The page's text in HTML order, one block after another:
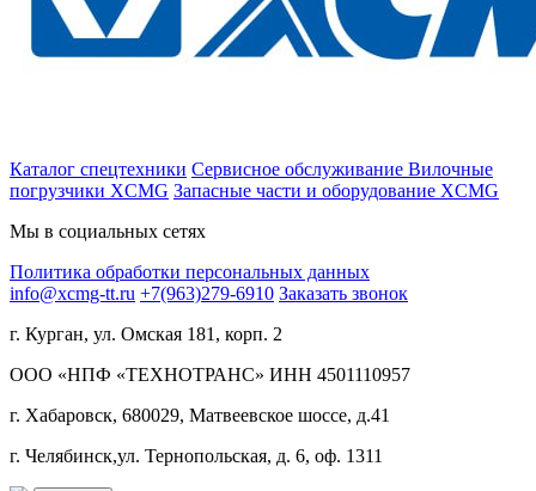
Каталог спецтехники Сервисное обслуживание Вилочные
погрузчики XCMG Запасные части и оборудование XCMG
Мы в социальных сетях
Политика обработки персональных данных
info@xcmg-tt.ru +7(963)279-6910 Заказать звонок
г. Курган, ул. Омская 181, корп. 2
ООО «НПФ «ТЕХНОТРАНС» ИНН 4501110957
г. Хабаровск, 680029, Матвеевское шоссе, д.41
г. Челябинск,ул. Тернопольская, д. 6, оф. 1311